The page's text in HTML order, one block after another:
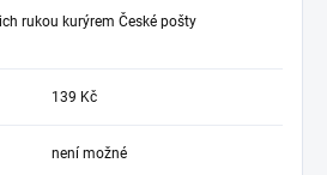
rukou kurýrem České pošty
139 Kč
není možné